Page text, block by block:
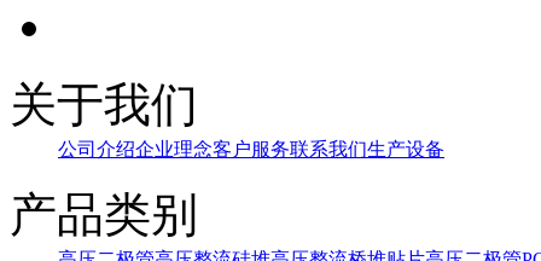
关于我们
公司介绍企业理念客户服务联系我们生产设备
产品类别